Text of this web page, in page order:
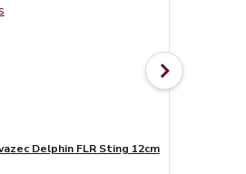
Delphin FLR Sting 12cm